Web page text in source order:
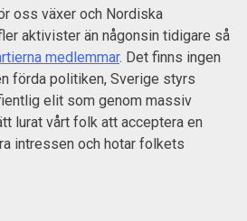
oss växer och Nordiska
aktivister än någonsin tidigare så
medlemmar. Det finns ingen
förda politiken, Sverige styrs
elit som genom massiv
lurat vårt folk att acceptera en
intressen och hotar folkets